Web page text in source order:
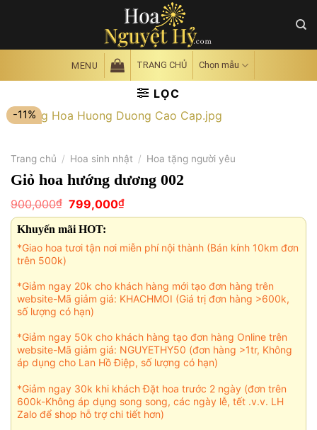
MENU TRANG CHỦ Chọn mẫu
LỌC
-11%
Trang chủ / Hoa sinh nhật / Hoa tặng người yêu
Giỏ hoa hướng dương 002
900,000₫ Giá
gốc
là:
900,000₫.
799,000₫Giá
hiện
799,000₫.
Khuyến mãi HOT:
*Giao hoa tươi tận nơi miễn phí nội thành (Bán kính 10km đơn
trên 500k)
*Giảm ngay 20k cho khách hàng mới tạo đơn hàng trên
website-Mã giảm giá: KHACHMOI (Giá trị đơn hàng >600k,
số lượng có hạn)
*Giảm ngay 50k cho khách hàng tạo đơn hàng Online trên
website-Mã giảm giá: NGUYETHY50 (đơn hàng >1tr, Không
áp dụng cho Lan Hồ Điệp, số lượng có hạn)
*Giảm ngay 30k khi khách Đặt hoa trước 2 ngày (đơn trên
600k-Không áp dụng song song, các ngày lễ, tết .v.v. LH
Zalo để shop hỗ trợ chi tiết hơn)